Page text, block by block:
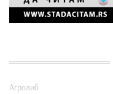
Агролиб